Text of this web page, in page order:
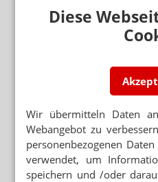
Diese
Wir übermitteln Daten
Webangebot zu
personenbezogenen
verwendet, um
speichern und /oder
PTA,
Dagmar Fischer
WEG FÜR GSAV
KEIN KONSENS
Koalition streitet